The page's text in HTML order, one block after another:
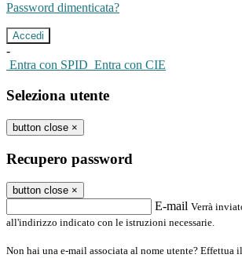
Password dimenticata?
-
Entra con SPID Entra con CIE
Seleziona utente
button close ×
Recupero password
button close ×
E-mail Verrà
all'indirizzo indicato con le istruzioni necessarie.
Non hai una e-mail associata al nome utente? Effettua